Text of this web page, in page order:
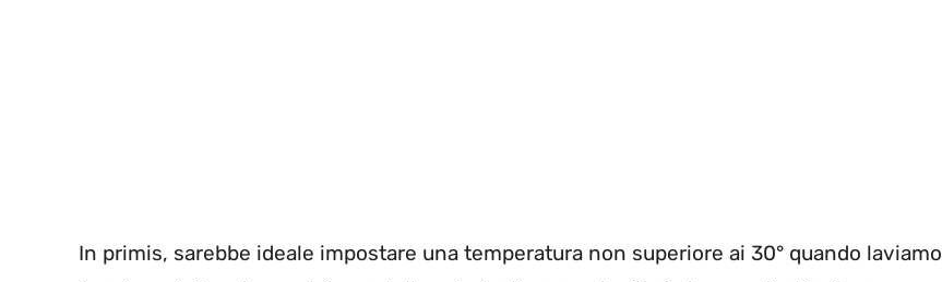
In primis, sarebbe ideale impostare una temperatura non superiore ai 30° quando laviamo